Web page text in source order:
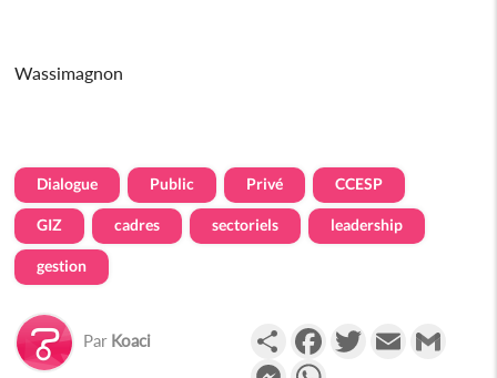
Wassimagnon
Dialogue Public Privé CCESP
GIZ cadres sectoriels leadership
gestion
Par Koaci PartagerFacebookTwitterEmail
Messenger